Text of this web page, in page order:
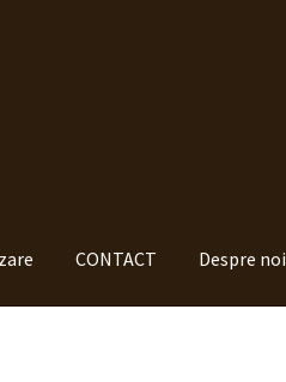
CONTACT Despre noi
?